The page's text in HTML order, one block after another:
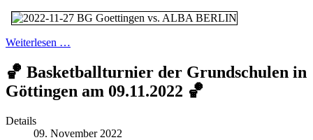
Weiterlesen …
🏀 Basketballturnier der Grundschulen in
Göttingen am 09.11.2022 🏀
Details
09. November 2022